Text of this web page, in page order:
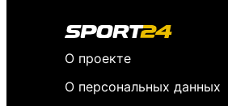
О проекте
О персональных данных